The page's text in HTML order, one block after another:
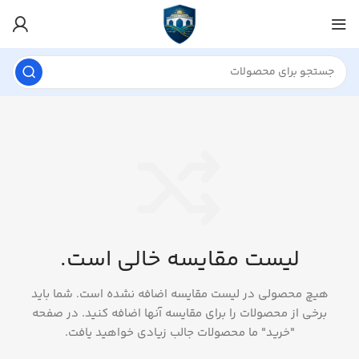
لیست مقایسه خالی است.
هیچ محصولی در لیست مقایسه اضافه نشده است. شما باید
برخی از محصولات را برای مقایسه آنها اضافه کنید. در صفحه
"خرید" ما محصولات جالب زیادی خواهید یافت.